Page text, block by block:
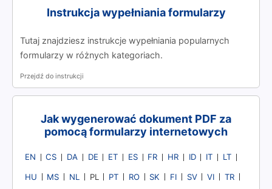
Instrukcja wypełniania formularzy
Tutaj znajdziesz instrukcje wypełniania popularnych
formularzy w różnych kategoriach.
Przejdź do instrukcji
Jak wygenerować dokument PDF za
pomocą formularzy internetowych
EN CS DA DE ET ES FR HR ID IT LT
HU MS NL PL PT RO SK FI SV VI TR